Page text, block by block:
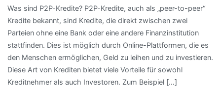
Was sind P2P-Kredite? P2P-Kredite, auch als „peer-to-peer“
Kredite bekannt, sind Kredite, die direkt zwischen zwei
Parteien ohne eine Bank oder eine andere Finanzinstitution
stattfinden. Dies ist möglich durch Online-Plattformen, die es
den Menschen ermöglichen, Geld zu leihen und zu investieren.
Diese Art von Krediten bietet viele Vorteile für sowohl
Kreditnehmer als auch Investoren. Zum Beispiel […]